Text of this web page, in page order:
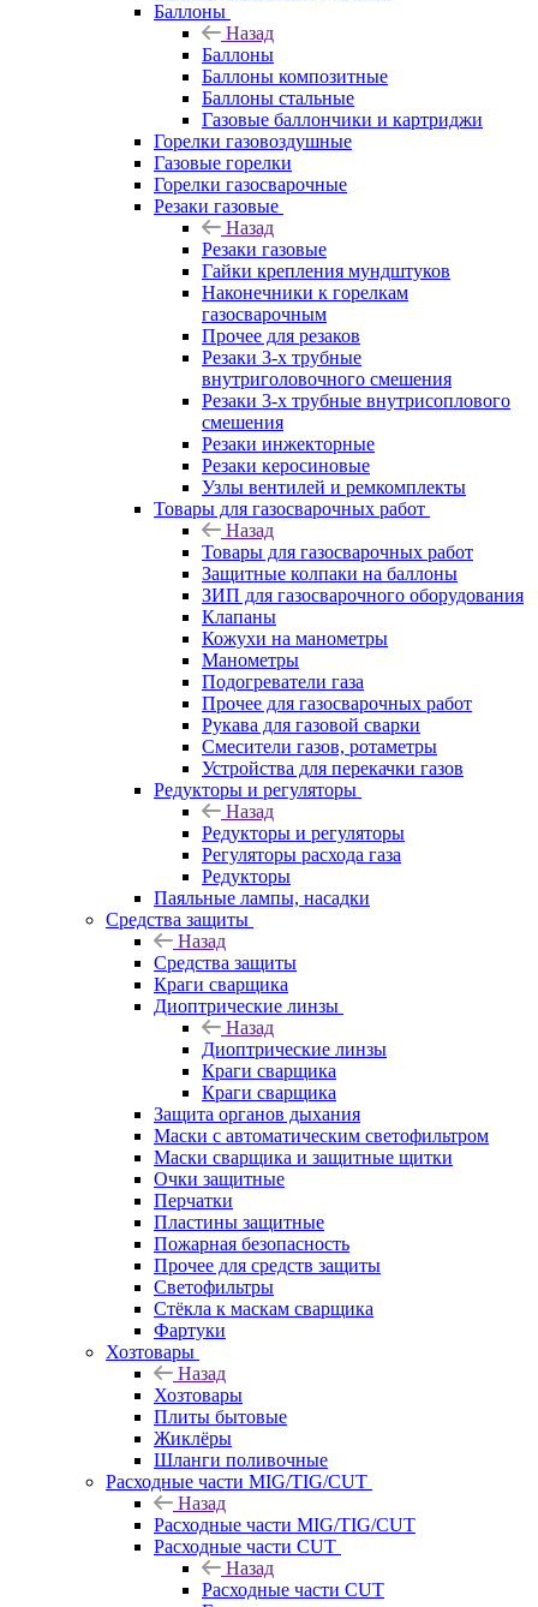
Баллоны
Назад
Баллоны
Баллоны композитные
Баллоны стальные
Газовые баллончики и картриджи
Горелки газовоздушные
Газовые горелки
Горелки газосварочные
Резаки газовые
Назад
Резаки газовые
Гайки крепления мундштуков
Наконечники к горелкам
газосварочным
Прочее для резаков
Резаки 3-х трубные
внутриголовочного смешения
Резаки 3-х трубные внутрисоплового
смешения
Резаки инжекторные
Резаки керосиновые
Узлы вентилей и ремкомплекты
Товары для газосварочных работ
Назад
Товары для газосварочных работ
Защитные колпаки на баллоны
ЗИП для газосварочного оборудования
Клапаны
Кожухи на манометры
Манометры
Подогреватели газа
Прочее для газосварочных работ
Рукава для газовой сварки
Смесители газов, ротаметры
Устройства для перекачки газов
Редукторы и регуляторы
Назад
Редукторы и регуляторы
Регуляторы расхода газа
Редукторы
Паяльные лампы, насадки
Средства защиты
Назад
Средства защиты
Краги сварщика
Диоптрические линзы
Назад
Диоптрические линзы
Краги сварщика
Краги сварщика
Защита органов дыхания
Маски с автоматическим светофильтром
Маски сварщика и защитные щитки
Очки защитные
Перчатки
Пластины защитные
Пожарная безопасность
Прочее для средств защиты
Светофильтры
Стёкла к маскам сварщика
Фартуки
Хозтовары
Назад
Хозтовары
Плиты бытовые
Жиклёры
Шланги поливочные
Расходные части MIG/TIG/CUT
Назад
Расходные части MIG/TIG/CUT
Расходные части CUT
Назад
Расходные части CUT